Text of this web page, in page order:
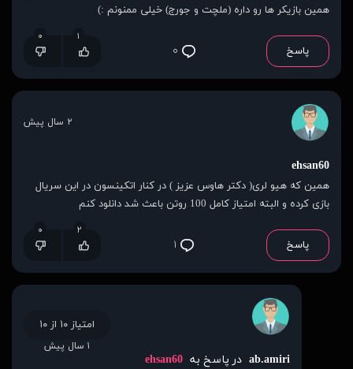
همین بازیکر ها رو داره (ملچت و جورج) خیلی ممنونم :)
پاسخ ۰
۱ ۰
ehsan60
همین که هیو لری( دکتر هاوس عزیز ) در کنار اتکینسون در این سریال
بازی کرده و البته امتیاز کامل 100 روتن باعث شد دانلود کنم
پاسخ ۱
۲ ۰
۲ سال پیش
ab.amiri در پاسخ به ehsan60
امتیاز ۱۰ از ۱۰
۱ سال پیش